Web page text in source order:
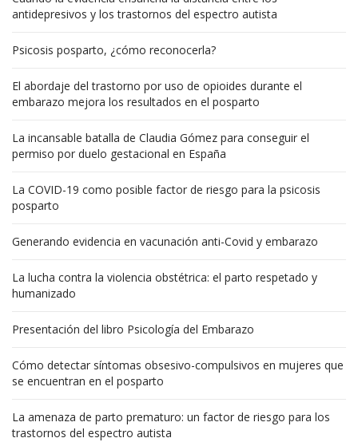
antidepresivos y los trastornos del espectro autista
Psicosis posparto, ¿cómo reconocerla?
El abordaje del trastorno por uso de opioides durante el
embarazo mejora los resultados en el posparto
La incansable batalla de Claudia Gómez para conseguir el
permiso por duelo gestacional en España
La COVID-19 como posible factor de riesgo para la psicosis
posparto
Generando evidencia en vacunación anti-Covid y embarazo
La lucha contra la violencia obstétrica: el parto respetado y
humanizado
Presentación del libro Psicología del Embarazo
Cómo detectar síntomas obsesivo-compulsivos en mujeres que
se encuentran en el posparto
La amenaza de parto prematuro: un factor de riesgo para los
trastornos del espectro autista